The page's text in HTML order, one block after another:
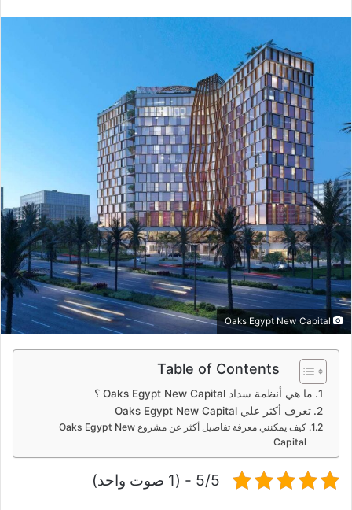
ر
ي
د
ا
إ
ل
ك
ت
ر
و
ن
ي
ا
Table of Contents
ما هي أنظمة سداد Oaks Egypt New Capital ؟
تعرف أكثر علي Oaks Egypt New Capital
كيف يمكنني معرفة تفاصيل أكثر عن مشروع Oaks Egypt New
Capital
5/5 - (1 صوت واحد)